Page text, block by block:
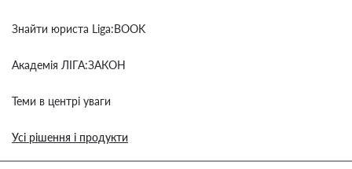
Знайти юриста Liga:BOOK
Академія ЛІГА:ЗАКОН
Теми в центрі уваги
Усі рішення і продукти